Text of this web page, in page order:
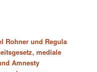
Rohner und Regula
mediale
Amnesty